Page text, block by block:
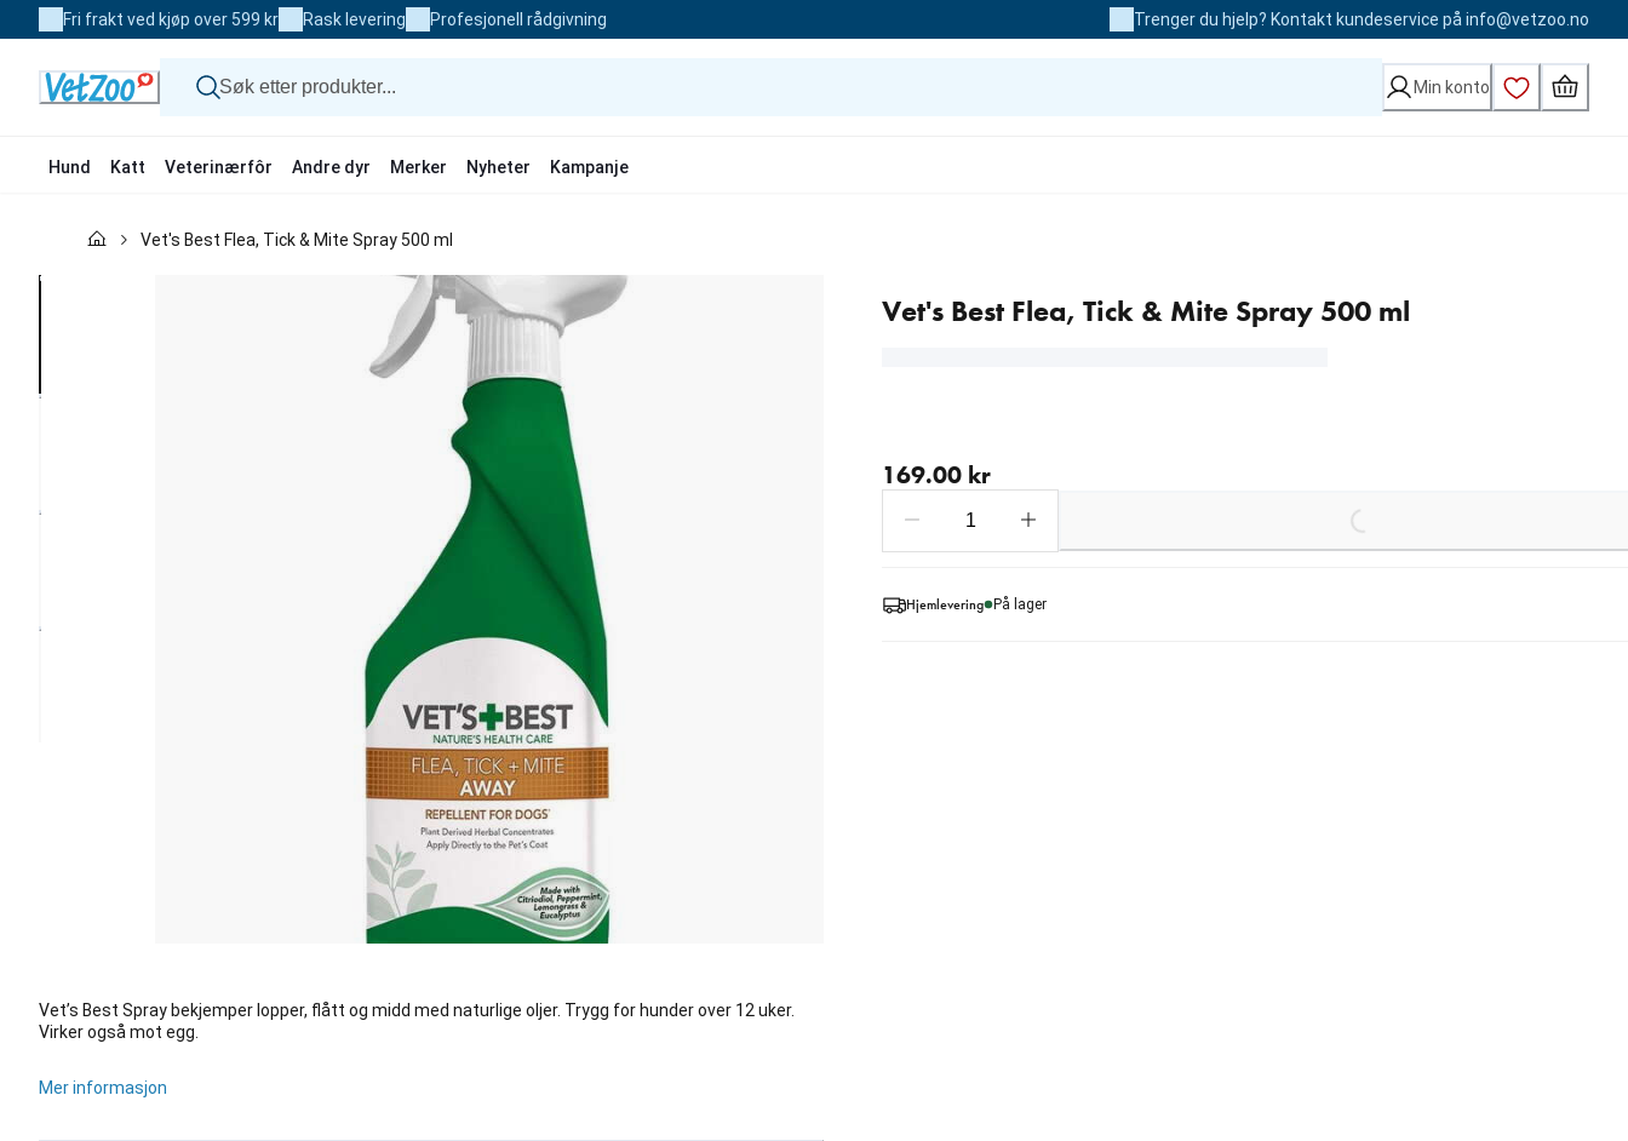
to
Fri frakt ved kjøp over 599 kr Rask levering Profesjonell rådgivning Trenger du hjelp? Kontakt kundeservice på info@vetzoo.no
Min konto
Hund Katt Veterinærfôr Andre dyr Merker Nyheter Kampanje
Vet's Best Flea, Tick & Mite Spray 500 ml
Vet's Best Flea, Tick & Mite Spray 500 ml
Vet’s Best Spray bekjemper lopper, flått og midd med naturlige oljer. Trygg for hunder over 12 uker.
Virker også mot egg.
Mer informasjon
169.00 kr
Hjemlevering På lager